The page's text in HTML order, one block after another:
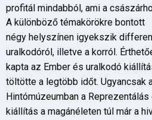
profitál mindabból, ami a
A különböző témakörökre bontott
négy helyszínen igyekszik
uralkodóról, illetve a korról.
kapta az Ember és uralkodó
töltötte a legtöbb időt. Ugyancsak
Hintómúzeumban a
kiállítás a magánéleten túl már a